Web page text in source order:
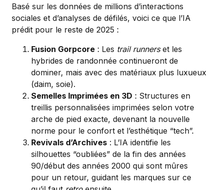
Basé sur les données de millions d’interactions
sociales et d’analyses de défilés, voici ce que l’IA
prédit pour le reste de 2025 :
Fusion Gorpcore : Les trail runnerset les
hybrides de randonnée continueront de
dominer, mais avec des matériaux plus luxueux
(daim, soie).
Semelles Imprimées en 3D : Structures en
treillis personnalisées imprimées selon votre
arche de pied exacte, devenant la nouvelle
norme pour le confort et l’esthétique “tech”.
Revivals d’Archives : L’IA identifie les
silhouettes “oubliées” de la fin des années
90/début des années 2000 qui sont mûres
pour un retour, guidant les marques sur ce